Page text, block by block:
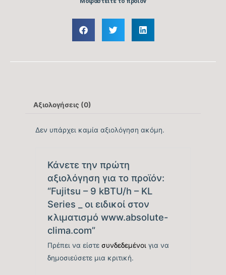
Λειτουργία Ιονισμού ΟΧΙ
Παροχής Αέρα (m3/h)
(m2)
Κυβικά Μέτρα
Ονομαστική Ψυκτική
Ικανότητα (BTU/h)
8.530
Εύρος Ψυκτικής
Ικανότητας (BTU/h)
Βαθμός Ενεργειακής
Αξιολογήσεις (0)
Δεν υπάρχει καμία αξιολόγηση ακόμη.
Κάνετε την πρώτη
αξιολόγηση για το προϊόν:
“Fujitsu – 9 kBTU/h – KL
Series _ οι ειδικοί στον
κλιματισμό www.absolute-
clima.com”
Πρέπει να είστε συνδεδεμένοι για να
δημοσιεύσετε μια κριτική.